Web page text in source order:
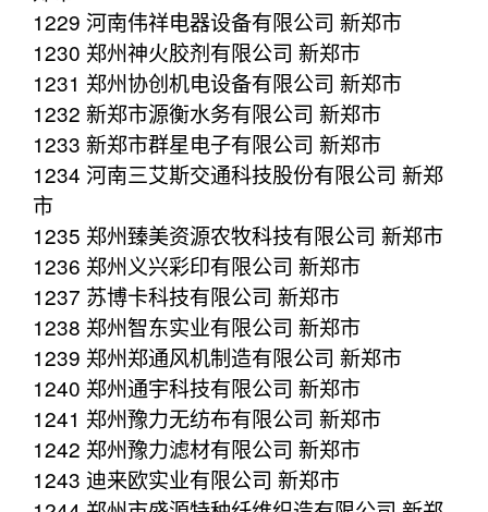
1229 河南伟祥电器设备有限公司 新郑市
1230 郑州神火胶剂有限公司 新郑市
1231 郑州协创机电设备有限公司 新郑市
1232 新郑市源衡水务有限公司 新郑市
1233 新郑市群星电子有限公司 新郑市
1234 河南三艾斯交通科技股份有限公司 新郑
市
1235 郑州臻美资源农牧科技有限公司 新郑市
1236 郑州义兴彩印有限公司 新郑市
1237 苏博卡科技有限公司 新郑市
1238 郑州智东实业有限公司 新郑市
1239 郑州郑通风机制造有限公司 新郑市
1240 郑州通宇科技有限公司 新郑市
1241 郑州豫力无纺布有限公司 新郑市
1242 郑州豫力滤材有限公司 新郑市
1243 迪来欧实业有限公司 新郑市